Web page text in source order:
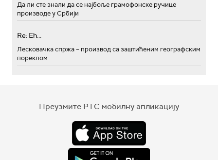
Да ли сте знали да се најбоље грамофонске ручице
производе у Србији
Re: Eh...
Лесковачка спржа – производ са заштићеним географским
пореклом
Преузмите РТС мобилну апликацију